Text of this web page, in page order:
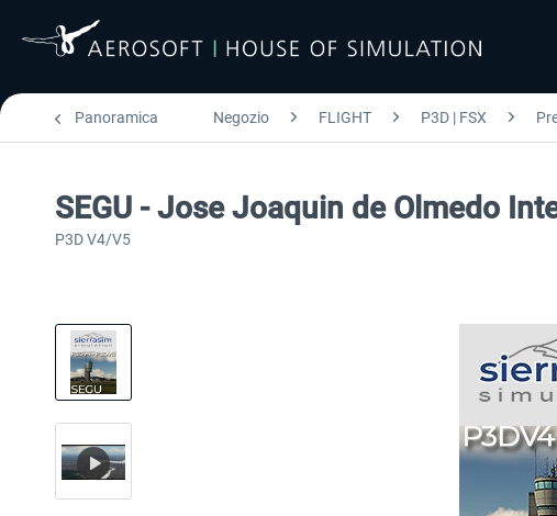
Panoramica Negozio FLIGHT P3D | FSX
SEGU - Jose Joaquin de Olmedo
P3D V4/V5